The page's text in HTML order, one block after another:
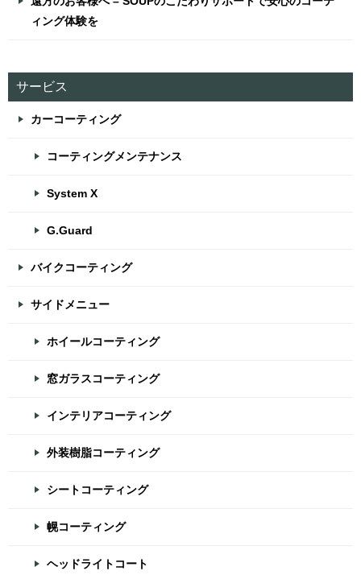
ィング体験を
サービス
カーコーティング
コーティングメンテナンス
System X
G.Guard
バイクコーティング
サイドメニュー
ホイールコーティング
窓ガラスコーティング
インテリアコーティング
外装樹脂コーティング
シートコーティング
幌コーティング
ヘッドライトコート